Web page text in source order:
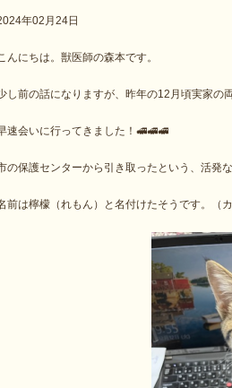
年02月24日
んにちは。獣医師の森本です。
し前の話になりますが、昨年の12月頃実家の
速会いに行ってきました！🚅🚅🚅
の保護センターから引き取ったという、活発な
前は檸檬（れもん）と名付けたそうです。（